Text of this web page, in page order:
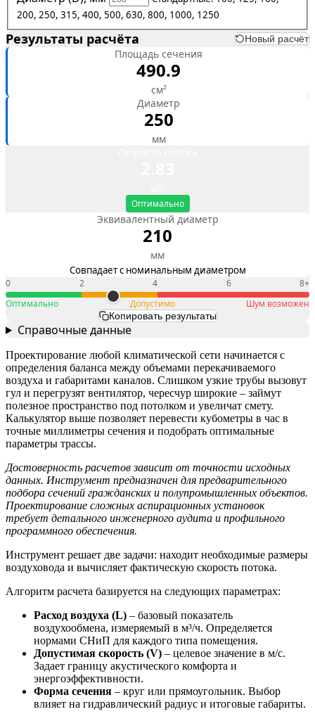
200, 250, 315, 400, 500, 630, 800, 1000, 1250
Результаты расчёта Новый расчёт
Площадь сечения
490.9
см²
Диаметр
250
мм
Оптимально
Эквивалентный диаметр
210
мм
Совпадает с номинальным диаметром
0 2 4 6
8+
Оптимально
Допустимо Шум возможен
Копировать результаты
Справочные данные
Проектирование любой климатической сети начинается с
определения баланса между объемами перекачиваемого
воздуха и габаритами каналов. Слишком узкие трубы вызовут
гул и перегрузят вентилятор, чересчур широкие – займут
полезное пространство под потолком и увеличат смету.
Калькулятор выше позволяет перевести кубометры в час в
точные миллиметры сечения и подобрать оптимальные
параметры трассы.
Достоверность расчетов зависит от точности исходных
данных. Инструмент предназначен для предварительного
подбора сечений гражданских и полупромышленных объектов.
Проектирование сложных аспирационных установок
требует детального инженерного аудита и профильного
программного обеспечения.
Инструмент решает две задачи: находит необходимые размеры
воздуховода и вычисляет фактическую скорость потока.
Алгоритм расчета базируется на следующих параметрах:
Расход воздуха (L) – базовый показатель
воздухообмена, измеряемый в м³/ч. Определяется
нормами СНиП для каждого типа помещения.
Допустимая скорость (V) – целевое значение в м/с.
Задает границу акустического комфорта и
энергоэффективности.
Форма сечения – круг или прямоугольник. Выбор
влияет на гидравлический радиус и итоговые габариты.